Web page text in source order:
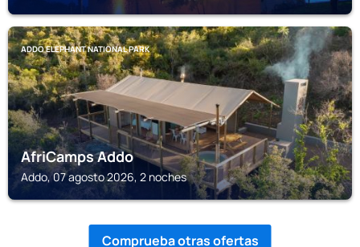
ADDO ELEPHANT NATIONAL PARK
AfriCamps Addo
Addo, 07 agosto 2026, 2 noches
Comprueba otras ofertas